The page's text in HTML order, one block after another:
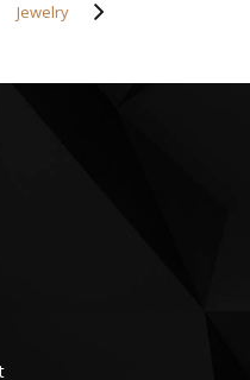
Jewelry